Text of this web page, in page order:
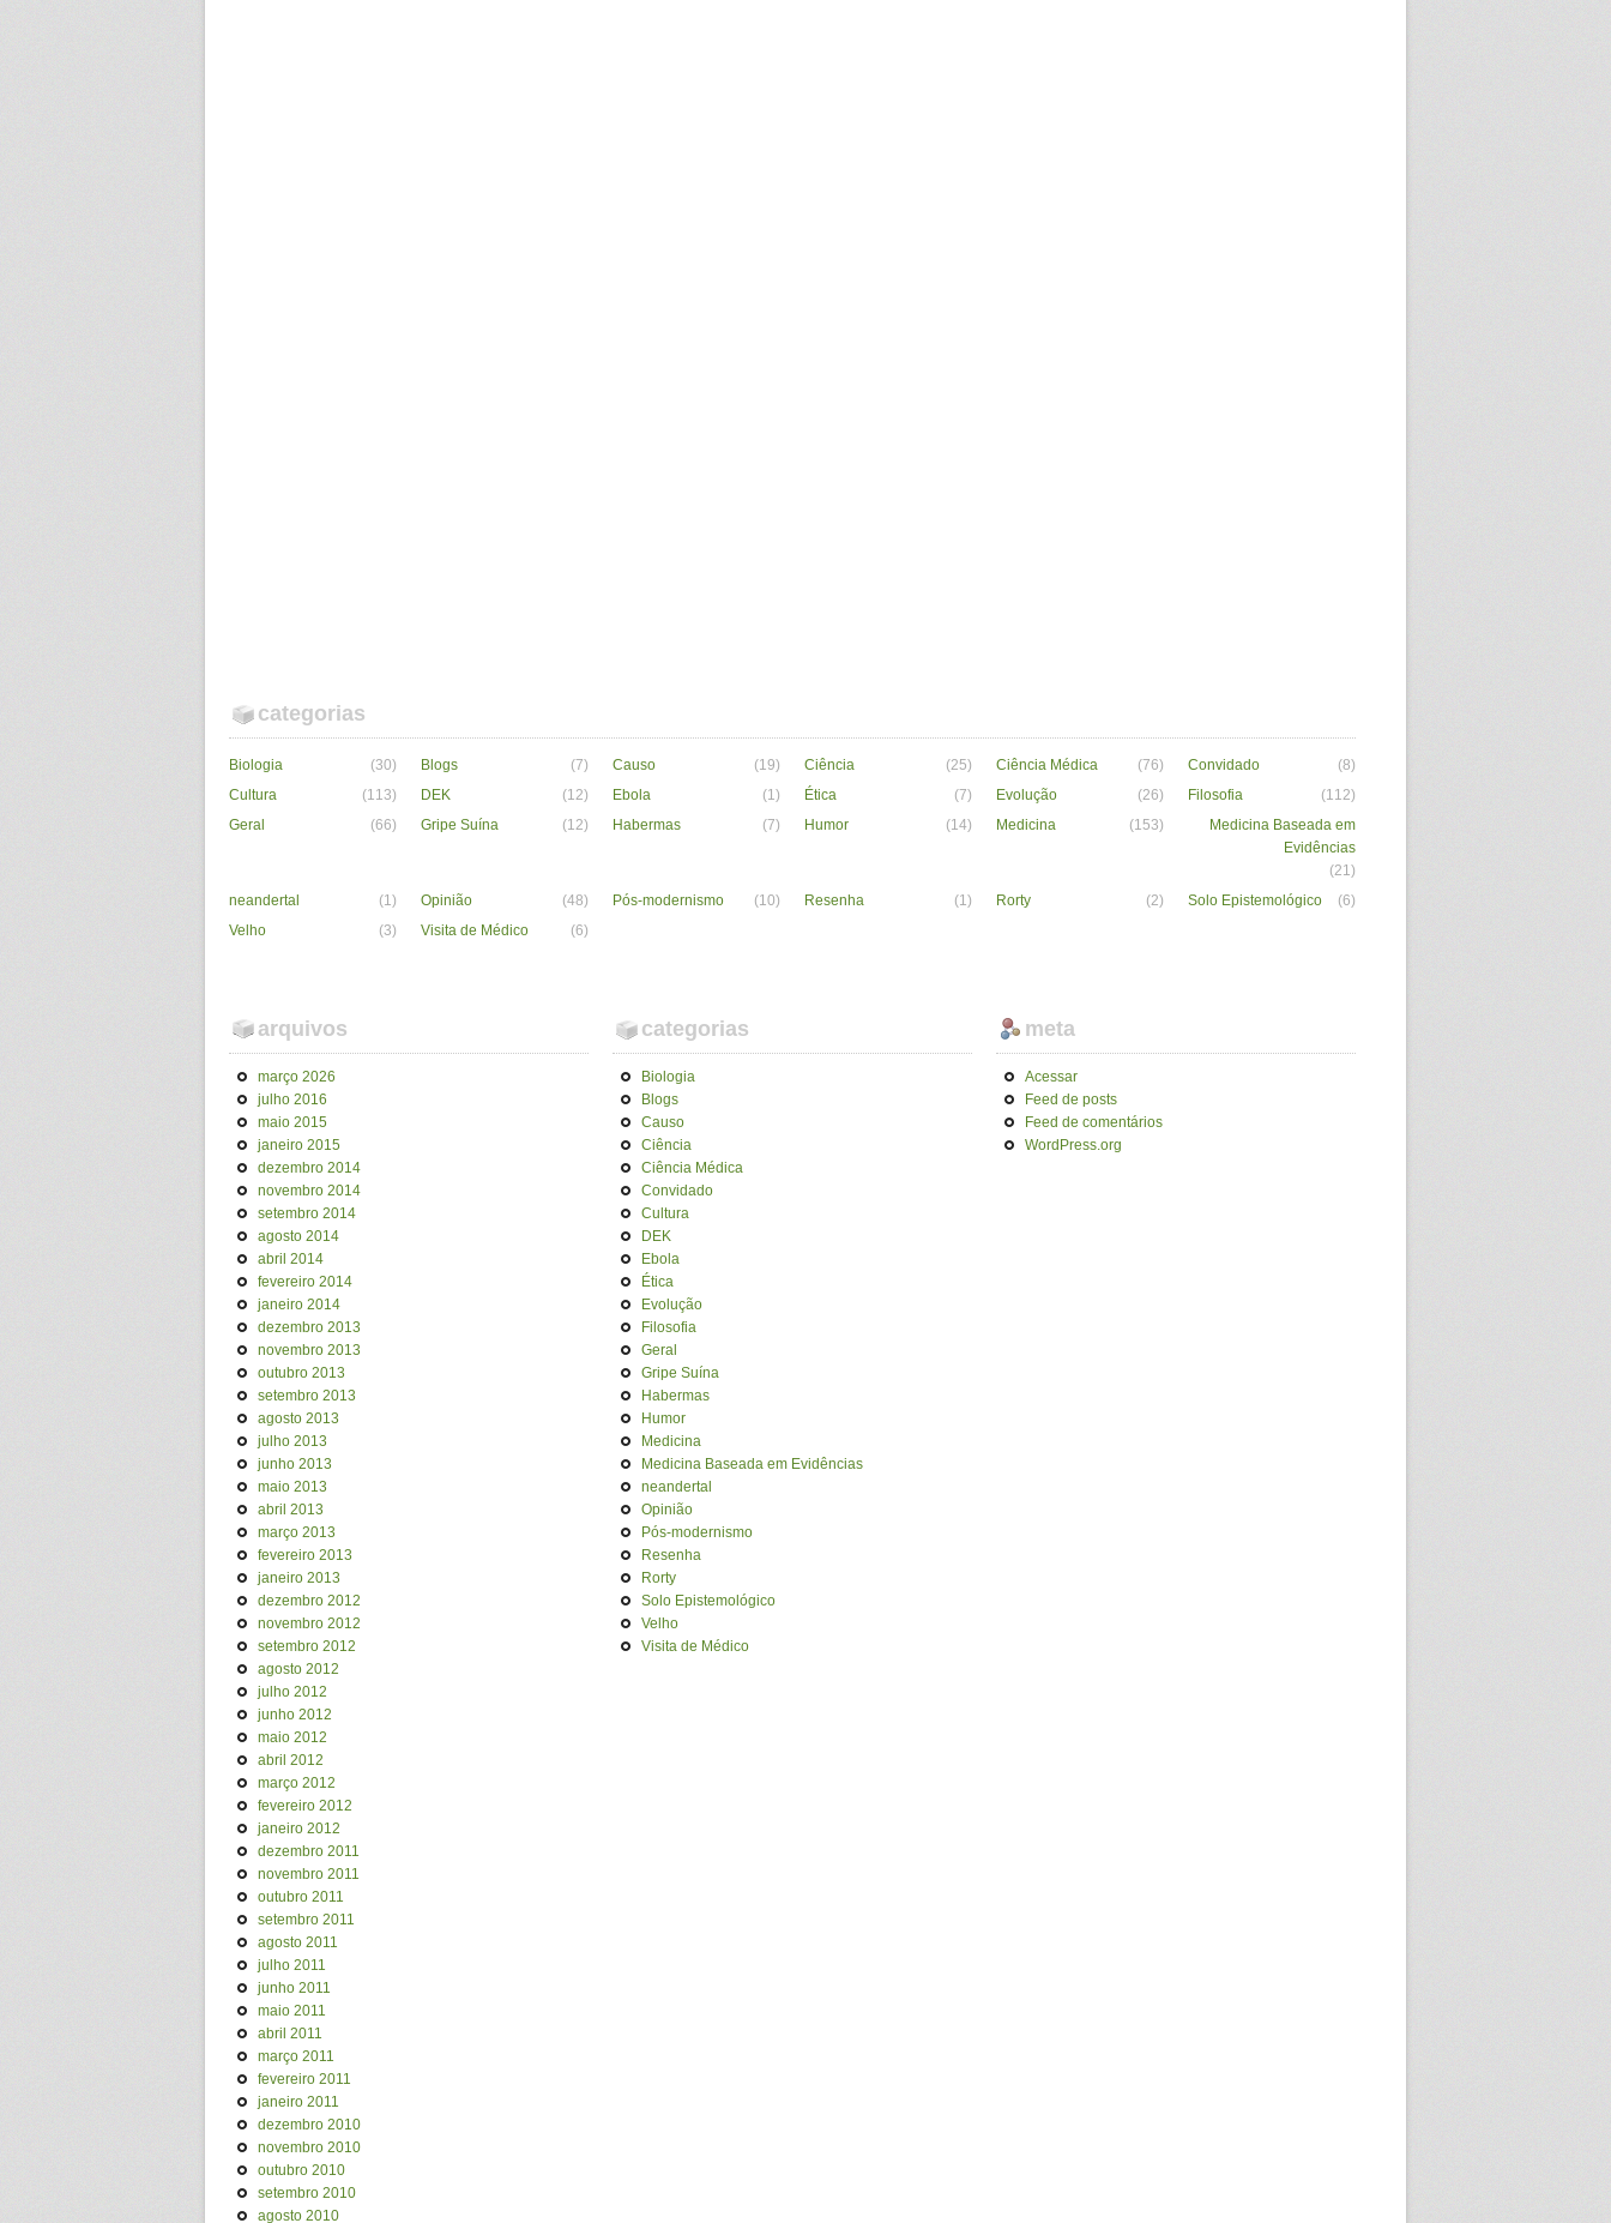
categorias
Biologia (30) Blogs (7) Causo (19) Ciência (25) Ciência Médica (76) Convidado
(8)
Cultura
(113) DEK (12) Ebola (1) Ética (7) Evolução (26) Filosofia
(112)
Geral
(66) Gripe Suína (12) Habermas (7) Humor (14) Medicina (153)
Medicina Baseada em
Evidências
(21)
neandertal
(1) Opinião (48) Pós-modernismo (10) Resenha (1) Rorty (2) Solo Epistemológico
(6)
Velho
(3) Visita de Médico (6)
arquivos
março 2026
julho 2016
maio 2015
janeiro 2015
dezembro 2014
novembro 2014
setembro 2014
agosto 2014
abril 2014
fevereiro 2014
janeiro 2014
dezembro 2013
novembro 2013
outubro 2013
setembro 2013
agosto 2013
julho 2013
junho 2013
maio 2013
abril 2013
março 2013
fevereiro 2013
janeiro 2013
dezembro 2012
novembro 2012
setembro 2012
agosto 2012
julho 2012
junho 2012
maio 2012
abril 2012
março 2012
fevereiro 2012
janeiro 2012
dezembro 2011
novembro 2011
outubro 2011
setembro 2011
agosto 2011
julho 2011
junho 2011
maio 2011
abril 2011
março 2011
fevereiro 2011
janeiro 2011
dezembro 2010
novembro 2010
outubro 2010
setembro 2010
agosto 2010
categorias
Biologia
Blogs
Causo
Ciência
Ciência Médica
Convidado
Cultura
DEK
Ebola
Ética
Evolução
Filosofia
Geral
Gripe Suína
Habermas
Humor
Medicina
Medicina Baseada em Evidências
neandertal
Opinião
Pós-modernismo
Resenha
Rorty
Solo Epistemológico
Velho
Visita de Médico
meta
Acessar
Feed de posts
Feed de comentários
WordPress.org